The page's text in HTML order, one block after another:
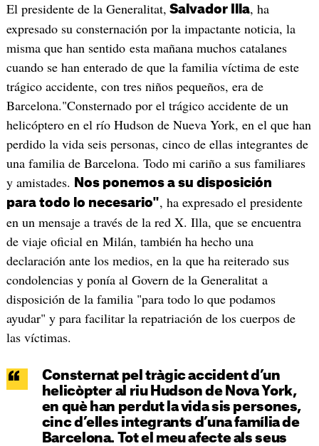
El presidente de la Generalitat, Salvador Illa, ha
expresado su consternación por la impactante noticia, la
misma que han sentido esta mañana muchos catalanes
cuando se han enterado de que la familia víctima de este
trágico accidente, con tres niños pequeños, era de
Barcelona."Consternado por el trágico accidente de un
helicóptero en el río Hudson de Nueva York, en el que han
perdido la vida seis personas, cinco de ellas integrantes de
una familia de Barcelona. Todo mi cariño a sus familiares
y amistades.
Nos ponemos a su disposición
para todo lo necesario", ha expresado el presidente
en un mensaje a través de la red X. Illa, que se encuentra
de viaje oficial en Milán, también ha hecho una
declaración ante los medios, en la que ha reiterado sus
condolencias y ponía al Govern de la Generalitat a
disposición de la familia "para todo lo que podamos
ayudar" y para facilitar la repatriación de los cuerpos de
las víctimas.
Consternat pel tràgic accident d’un
helicòpter al riu Hudson de Nova York,
en què han perdut la vida sis persones,
cinc d’elles integrants d’una família de
Barcelona. Tot el meu afecte als seus